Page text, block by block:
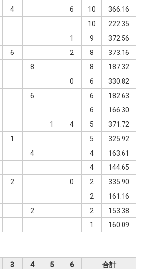
4 6 10
366.16
10
222.35
1 9
372.56
6 2 8
373.16
8 8
187.32
0 6
330.82
6 6
182.63
6
166.30
1 4 5
371.72
1 5
325.92
4 4
163.61
4
144.65
2 0 2
335.90
2
161.16
2 2
153.38
1 160.09
3 4 5 6
合計